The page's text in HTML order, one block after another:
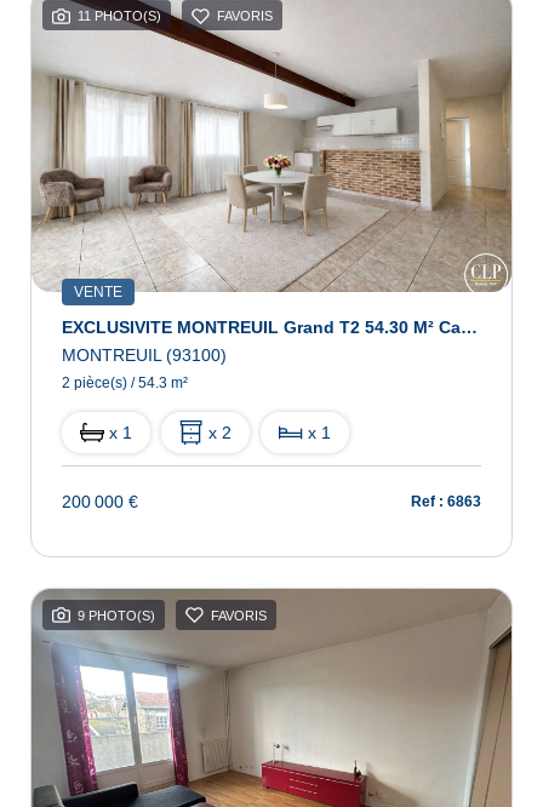
11 PHOTO(S) FAVORIS
VENTE
EXCLUSIVITE MONTREUIL Grand T2 54.30 M² Carrez- 9mn Métro L11 Station Montreuil - Hôpital
MONTREUIL (93100)
2 pièce(s) / 54.3 m²
x 1 x 2 x 1
200 000 € Ref : 6863
9 PHOTO(S) FAVORIS